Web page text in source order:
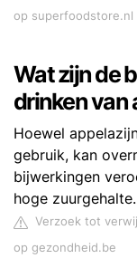
op superfoodstore.nl
Wat zijn de
drinken van
Hoewel
gebruik, kan
bijwerkingen
hoge
Verzoek tot
op gezondheid.be